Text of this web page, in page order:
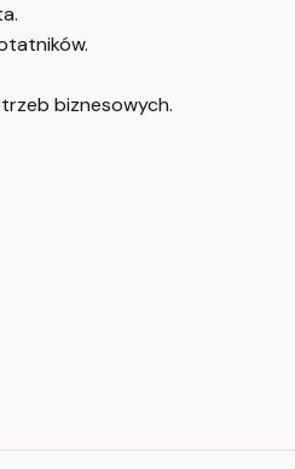
biznesowych.